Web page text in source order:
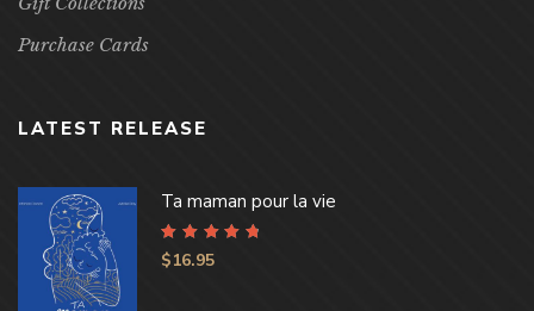
Purchase Cards
LATEST RELEASE
Ta maman pour la vie
Rated 4.96
of 5
$16.95